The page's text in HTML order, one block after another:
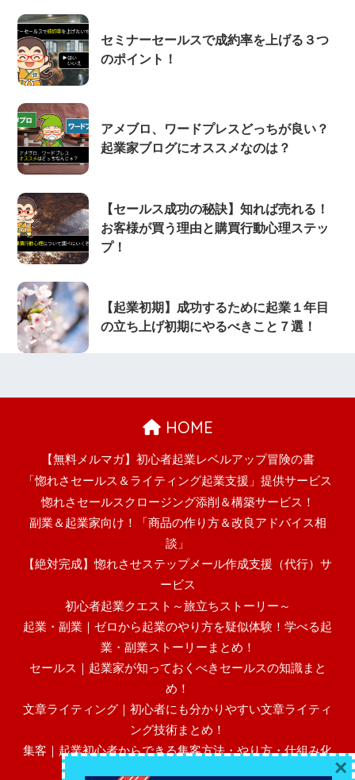
セミナーセールスで成約率を上げる３つ
のポイント！
アメブロ、ワードプレスどっちが良い？
起業家ブログにオススメなのは？
【セールス成功の秘訣】知れば売れる！
お客様が買う理由と購買行動心理ステッ
プ！
【起業初期】成功するために起業１年目
の立ち上げ初期にやるべきこと７選！
HOME
【無料メルマガ】初心者起業レベルアップ冒険の書
「惚れさセールス＆ライティング起業支援」提供サービス
惚れさセールスクロージング添削＆構築サービス！
副業＆起業家向け！「商品の作り方＆改良アドバイス相
談」
【絶対完成】惚れさせステップメール作成支援（代行）サ
ービス
初心者起業クエスト～旅立ちストーリー～
起業・副業｜ゼロから起業のやり方を疑似体験！学べる起
業・副業ストーリーまとめ！
セールス｜起業家が知っておくべきセールスの知識まと
め！
文章ライティング｜初心者にも分かりやすい文章ライティ
ング技術まとめ！
集客｜起業初心者からできる集客方法・やり方・仕組み化
×